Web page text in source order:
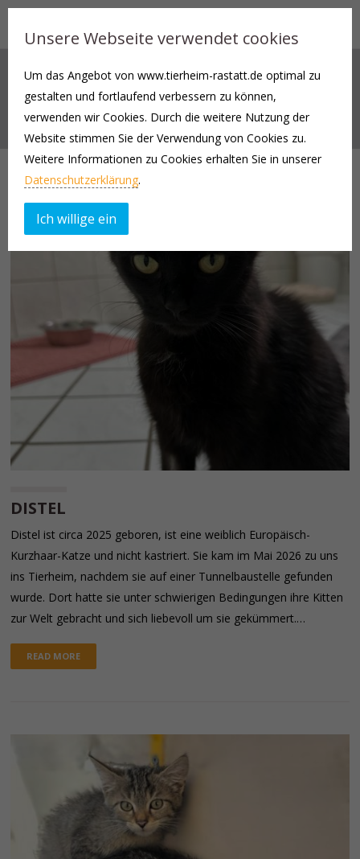
1 COLUMN
Portfolio Template
BROWSE: ALL
DISTEL
Distel ist circa 2025 geboren, ist eine weiblich Europäisch-
Kurzhaar-Katze und nicht kastriert. Sie kam im Mai 2026 zu uns
ins Tierheim, nachdem sie auf einer Tunnelbaustelle gefunden
wurde. Dort hatte sie unter schwierigen Bedingungen ihre Kitten
zur Welt gebracht und sich liebevoll um sie gekümmert.…
READ MORE
Unsere Webseite verwendet cookies
Um das Angebot von www.tierheim-rastatt.de optimal zu
gestalten und fortlaufend verbessern zu können,
verwenden wir Cookies. Durch die weitere Nutzung der
Website stimmen Sie der Verwendung von Cookies zu.
Weitere Informationen zu Cookies erhalten Sie in unserer
Datenschutzerklärung.
Ich willige ein